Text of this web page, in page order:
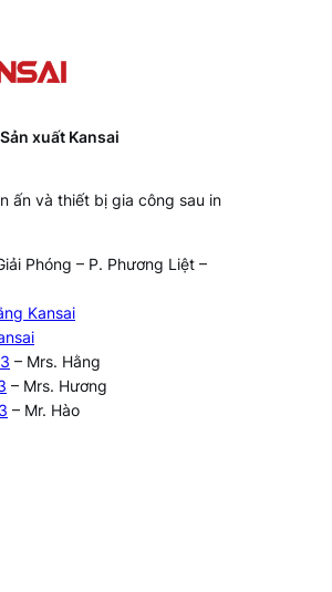
xuất Kansai
ấn và thiết bị gia công sau in
Phóng – P. Phương Liệt –
Kansai
– Mrs. Hằng
– Mrs. Hương
– Mr. Hào